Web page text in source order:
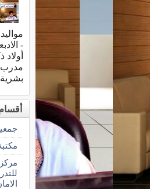
مدرب
بشرية